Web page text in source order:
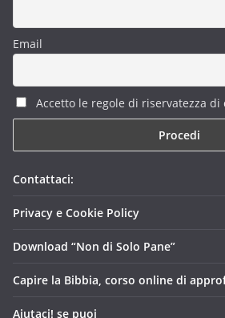
Email
Accetto le regole di riservatezza di
Contattaci:
Privacy e Cookie Policy
Download “Non di Solo Pane”
Capire la Bibbia, corso online di
Aiutaci! se puoi